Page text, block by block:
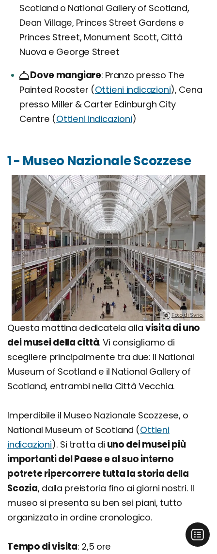
Scotland o National Gallery of Scotland,
Dean Village, Princes Street Gardens e
Princes Street, Monument Scott, Città
Nuova e George Street
Dove mangiare Pranzo presso The
Painted Rooster (Ottieni indicazioni), Cena
presso Miller & Carter Edinburgh City
Centre (Ottieni indicazioni)
1 - Museo Nazionale Scozzese
Foto di Syrio.
Questa mattina dedicatela alla visita di uno
dei musei della città. Vi consigliamo di
scegliere principalmente tra due: il National
Museum of Scotland e il National Gallery of
Scotland, entrambi nella Città Vecchia.
Imperdibile il Museo Nazionale Scozzese, o
National Museum of Scotland (Ottieni
indicazioni). Si tratta di uno dei musei più
importanti del Paese e al suo interno
potrete ripercorrere tutta la storia della
Scozia, dalla preistoria fino ai giorni nostri. Il
museo si presenta su ben sei piani, tutto
organizzato in ordine cronologico.
Tempo di visita: 2,5 ore